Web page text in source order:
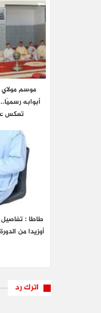
موسم مولاي
أبوابه
تعكس
طاطا :
أوزيدا من
اترك رد